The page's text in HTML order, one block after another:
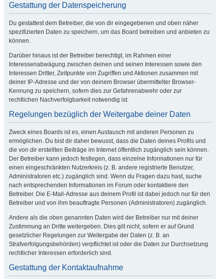
Gestattung der Datenspeicherung
Du gestattest dem Betreiber, die von dir eingegebenen und oben näher
spezifizierten Daten zu speichern, um das Board betreiben und anbieten zu
können.
Darüber hinaus ist der Betreiber berechtigt, im Rahmen einer
Interessenabwägung zwischen deinen und seinen Interessen sowie den
Interessen Dritter, Zeitpunkte von Zugriffen und Aktionen zusammen mit
deiner IP-Adresse und der von deinem Browser übermittelter Browser-
Kennung zu speichern, sofern dies zur Gefahrenabwehr oder zur
rechtlichen Nachverfolgbarkeit notwendig ist.
Regelungen bezüglich der Weitergabe deiner Daten
Zweck eines Boards ist es, einen Austausch mit anderen Personen zu
ermöglichen. Du bist dir daher bewusst, dass die Daten deines Profils und
die von dir erstellten Beiträge im Internet öffentlich zugänglich sein können.
Der Betreiber kann jedoch festlegen, dass einzelne Informationen nur für
einen eingeschränkten Nutzerkreis (z. B. andere registrierte Benutzer,
Administratoren etc.) zugänglich sind. Wenn du Fragen dazu hast, suche
nach entsprechenden Informationen im Forum oder kontaktiere den
Betreiber. Die E-Mail-Adresse aus deinem Profil ist dabei jedoch nur für den
Betreiber und von ihm beauftragte Personen (Administratoren) zugänglich.
Andere als die oben genannten Daten wird der Betreiber nur mit deiner
Zustimmung an Dritte weitergeben. Dies gilt nicht, sofern er auf Grund
gesetzlicher Regelungen zur Weitergabe der Daten (z. B. an
Strafverfolgungsbehörden) verpflichtet ist oder die Daten zur Durchsetzung
rechtlicher Interessen erforderlich sind.
Gestattung der Kontaktaufnahme